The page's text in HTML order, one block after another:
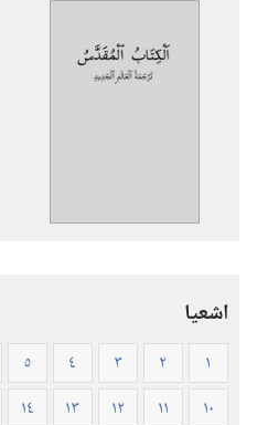
اشعيا
١ ٢ ٣ ٤ ٥
١٠
١١ ١٢ ١٣ ١٤